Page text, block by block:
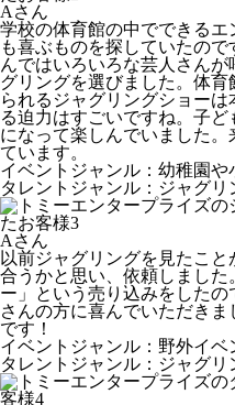
Aさん
学校の体育館の中でできる
も喜ぶものを探していたの
んではいろいろな芸人さん
グリングを選びました。体
られるジャグリングショー
る迫力はすごいですね。子
になって楽しんでいました
ています。
イベントジャンル：幼稚園
タレントジャンル：ジャグリ
Aさん
以前ジャグリングを見たこ
合うかと思い、依頼しまし
ー」という売り込みをしたの
さんの方に喜んでいただき
です！
イベントジャンル：野外イベ
タレントジャンル：ジャグリ